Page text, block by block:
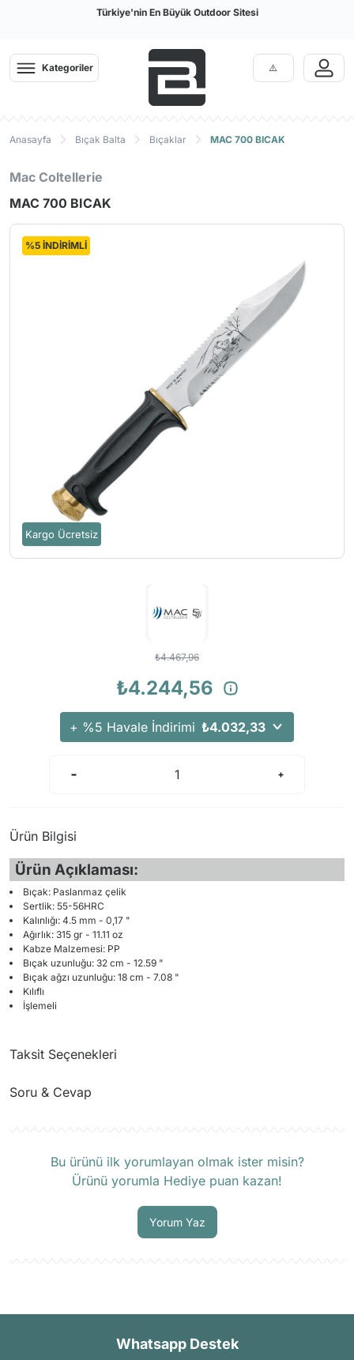
Türkiye'nin En Büyük Outdoor Sitesi
Kategoriler
Anasayfa Bıçak Balta Bıçaklar MAC 700 BICAK
Mac Coltellerie
MAC 700 BICAK
Kargo Ücretsiz
%5 İNDİRİMLİ
₺4.467,96
₺4.244,56
+ %5 Havale İndirimi ₺4.032,33
Ürün Bilgisi
Ürün Açıklaması:
Bıçak: Paslanmaz çelik
Sertlik: 55-56HRC
Kalınlığı: 4.5 mm - 0,17 "
Ağırlık: 315 gr - 11.11 oz
Kabze Malzemesi: PP
Bıçak uzunluğu: 32 cm - 12.59 "
Bıçak ağzı uzunluğu: 18 cm - 7.08 "
Kılıflı
İşlemeli
Taksit Seçenekleri
Soru & Cevap
Bu ürünü ilk yorumlayan olmak ister misin?
Ürünü yorumla Hediye puan kazan!
Yorum Yaz
Whatsapp Destek